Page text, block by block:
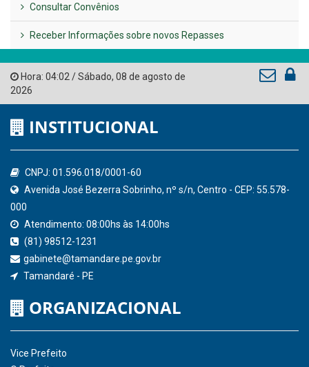
AMUPE
Governo de Pernambuco
Tribunal de Contas do Estado de Pernambuco
Ministério Público do Estado de Pernambuco
Controladoria-Geral da União
Confederação Nacional de Municípios - CNM
QEdu
Consultar Convênios
Receber Informações sobre novos Repasses
Hora:04:02/ Sábado, 08 de agosto de
2026
INSTITUCIONAL